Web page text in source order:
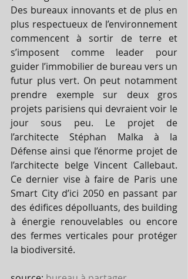
Des bureaux innovants et de plus en
plus respectueux de l’environnement
commencent à sortir de terre et
s’imposent comme leader pour
guider l’immobilier de bureau vers un
futur plus vert. On peut notamment
prendre exemple sur deux gros
projets parisiens qui devraient voir le
jour sous peu. Le projet de
l’architecte Stéphan Malka à la
Défense ainsi que l’énorme projet de
l’architecte belge Vincent Callebaut.
Ce dernier vise à faire de Paris une
Smart City d’ici 2050 en passant par
des édifices dépolluants, des building
à énergie renouvelables ou encore
des fermes verticales pour protéger
la biodiversité.